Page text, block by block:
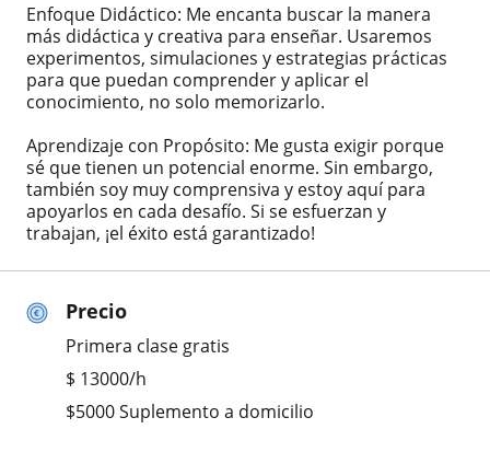
Precio
Primera clase gratis
$ 13000/h
$5000 Suplemento a domicilio
Enfoque Didáctico: Me encanta buscar la manera
más didáctica y creativa para enseñar. Usaremos
experimentos, simulaciones y estrategias prácticas
para que puedan comprender y aplicar el
conocimiento, no solo memorizarlo.
Aprendizaje con Propósito: Me gusta exigir porque
sé que tienen un potencial enorme. Sin embargo,
también soy muy comprensiva y estoy aquí para
apoyarlos en cada desafío. Si se esfuerzan y
trabajan, ¡el éxito está garantizado!